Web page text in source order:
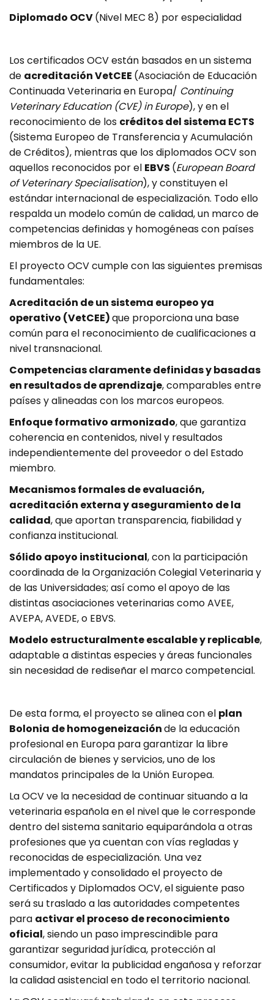
Diplomado OCV(Nivel MEC 8) por especialidad
Los certificados OCV están basados en un sistema
de acreditación VetCEE (Asociación de Educación
Continuada Veterinaria en Europa/ Continuing
Veterinary Education (CVE) in Europe), y en el
reconocimiento de los créditos del sistema ECTS
(Sistema Europeo de Transferencia y Acumulación
de Créditos), mientras que los diplomados OCV son
aquellos reconocidos por el EBVS (European Board
of Veterinary Specialisation), y constituyen el
estándar internacional de especialización. Todo ello
respalda un modelo común de calidad, un marco de
competencias definidas y homogéneas con países
miembros de la UE.
El proyecto OCV cumple con las siguientes premisas
fundamentales:
Acreditación de un sistema europeo ya
operativo (VetCEE)que proporciona una base
común para el reconocimiento de cualificaciones a
nivel transnacional.
Competencias claramente definidas y basadas
en resultados de aprendizaje, comparables entre
países y alineadas con los marcos europeos.
Enfoque formativo armonizado, que garantiza
coherencia en contenidos, nivel y resultados
independientemente del proveedor o del Estado
miembro.
Mecanismos formales de evaluación,
acreditación externa y aseguramiento de la
calidad, que aportan transparencia, fiabilidad y
confianza institucional.
Sólido apoyo institucional, con la participación
coordinada de la Organización Colegial Veterinaria y
de las Universidades; así como el apoyo de las
distintas asociaciones veterinarias como AVEE,
AVEPA, AVEDE, o EBVS.
Modelo estructuralmente escalable y replicable,
adaptable a distintas especies y áreas funcionales
sin necesidad de rediseñar el marco competencial.
De esta forma, el proyecto se alinea con el plan
Bolonia de homogeneizaciónde la educación
profesional en Europa para garantizar la libre
circulación de bienes y servicios, uno de los
mandatos principales de la Unión Europea.
La OCV ve la necesidad de continuar situando a la
veterinaria española en el nivel que le corresponde
dentro del sistema sanitario equiparándola a otras
profesiones que ya cuentan con vías regladas y
reconocidas de especialización. Una vez
implementado y consolidado el proyecto de
Certificados y Diplomados OCV, el siguiente paso
será su traslado a las autoridades competentes
para activar el proceso de reconocimiento
oficial, siendo un paso imprescindible para
garantizar seguridad jurídica, protección al
consumidor, evitar la publicidad engañosa y reforzar
la calidad asistencial en todo el territorio nacional.